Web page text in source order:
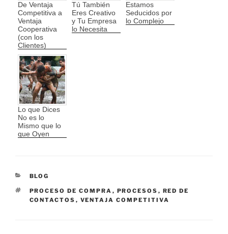
De Ventaja
Competitiva a
Ventaja
Cooperativa
(con los
Clientes)
Tú También
Eres Creativo
y Tu Empresa
lo Necesita
Estamos
Seducidos por
lo Complejo
Lo que Dices
No es lo
Mismo que lo
que Oyen
CATEGORÍAS
BLOG
ETIQUETAS
PROCESO DE COMPRA , PROCESOS , RED DE
CONTACTOS , VENTAJA COMPETITIVA